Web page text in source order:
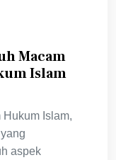
Macam
Islam
Islam,
aspek